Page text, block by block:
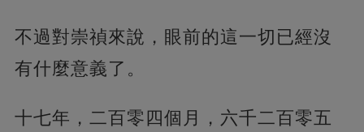
不過對崇禎來說，眼前的這一切已經沒
有什麼意義了。
十七年，二百零四個月，六千二百零五